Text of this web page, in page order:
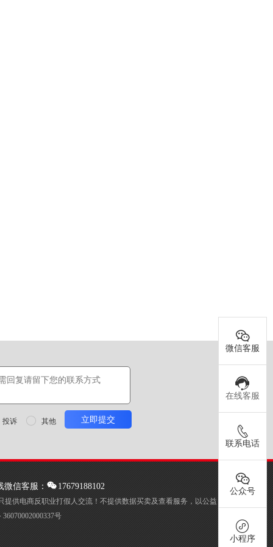
微信客服
在线客服
联系电话
公众号
小程序
投诉  其他
微信客服： 17679188102
供电商反职业打假人交流！不提供数据买卖及查看服务，以公益
号